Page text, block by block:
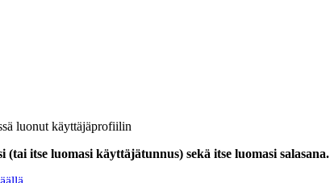
luonut käyttäjäprofiilin
itse luomasi käyttäjätunnus) sekä itse luomasi salasana.